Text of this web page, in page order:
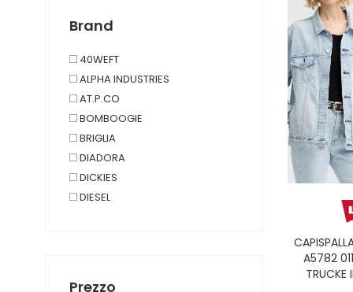
Brand
40WEFT
ALPHA INDUSTRIES
AT.P.CO
BOMBOOGIE
BRIGLIA
DIADORA
DICKIES
DIESEL
Prezzo
A5782
TRUCKE